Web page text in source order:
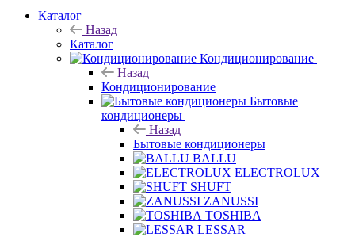
Каталог
Назад
Каталог
Кондиционирование
Назад
Кондиционирование
Бытовые
кондиционеры
Назад
Бытовые кондиционеры
BALLU
ELECTROLUX
SHUFT
ZANUSSI
TOSHIBA
LESSAR